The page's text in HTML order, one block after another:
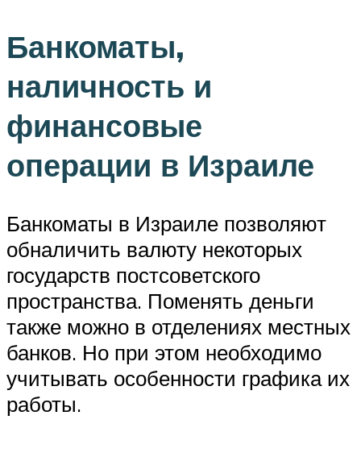
Банкоматы,
наличность и
финансовые
операции в Израиле
Банкоматы в Израиле позволяют
обналичить валюту некоторых
государств постсоветского
пространства. Поменять деньги
также можно в отделениях местных
банков. Но при этом необходимо
учитывать особенности графика их
работы.